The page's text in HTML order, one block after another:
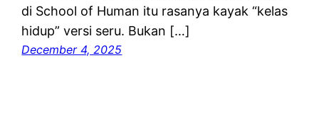
di School of Human itu rasanya kayak “kelas
hidup” versi seru. Bukan […]
December 4, 2025